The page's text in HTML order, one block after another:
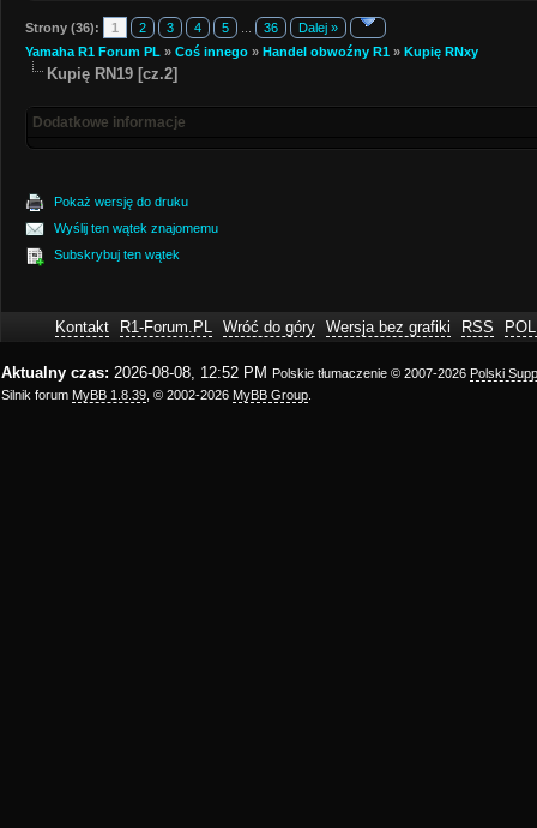
Strony (36): 1 2 3 4 5 36
Dalej »
Yamaha R1 Forum PL » Coś innego » Handel obwoźny R1 » Kupię RNxy
Kupię RN19 [cz.2]
Dodatkowe informacje
Pokaż wersję do druku
Wyślij ten wątek znajomemu
Subskrybuj ten wątek
Kontakt R1-Forum.PL Wróć do góry Wersja bez grafiki RSS
Aktualny czas: 2026-08-08, 12:52 PM Polskie tłumaczenie © 2007-2026 Polski
Silnik forum MyBB 1.8.39 , © 2002-2026 MyBB Group